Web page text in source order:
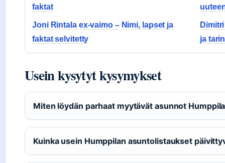
faktat
Joni Rintala ex-vaimo – Nimi, lapset ja
faktat selvitetty
ja
Usein kysytyt kysymykset
Miten löydän parhaat myytävät asunnot
Kuinka usein Humppilan asuntolistaukset